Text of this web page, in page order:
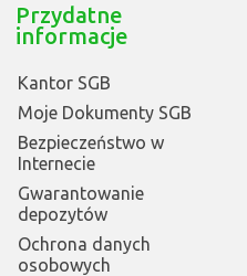
Przydatne
informacje
Kantor SGB
Moje Dokumenty SGB
Bezpieczeństwo w
Internecie
Gwarantowanie
depozytów
Ochrona danych
osobowych